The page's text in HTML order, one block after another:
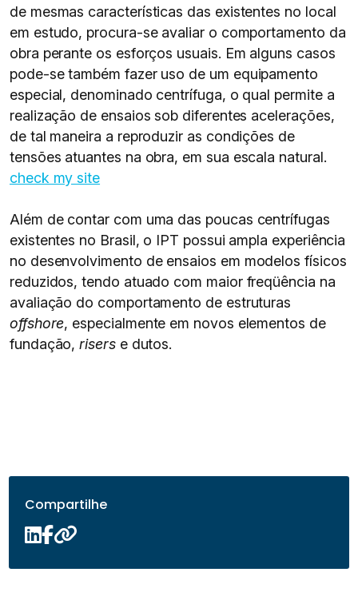
de mesmas características das existentes no local
em estudo, procura-se avaliar o comportamento da
obra perante os esforços usuais. Em alguns casos
pode-se também fazer uso de um equipamento
especial, denominado centrífuga, o qual permite a
realização de ensaios sob diferentes acelerações,
de tal maneira a reproduzir as condições de
tensões atuantes na obra, em sua escala natural.
check my site
Além de contar com uma das poucas centrífugas
existentes no Brasil, o IPT possui ampla experiência
no desenvolvimento de ensaios em modelos físicos
reduzidos, tendo atuado com maior freqüência na
avaliação do comportamento de estruturas
offshore, especialmente em novos elementos de
fundação,riserse dutos.
Compartilhe